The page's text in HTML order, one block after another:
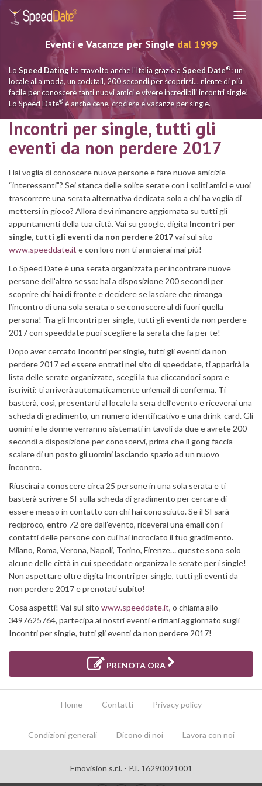
Eventi e Vacanze per Single dal 1999
Lo Speed Datingha travolto anche l'Italia grazie a Speed Date®: un
locale alla moda, un cocktail, 200 secondi per scoprirsi... niente di più
facile per conoscere tanti nuovi amici e vivere incredibili incontri single!
Lo Speed Date® è anche cene, crociere e vacanze per single.
Incontri per single, tutti gli
eventi da non perdere 2017
Hai voglia di conoscere nuove persone e fare nuove amicizie
“interessanti”? Sei stanca delle solite serate con i soliti amici e vuoi
trascorrere una serata alternativa dedicata solo a chi ha voglia di
mettersi in gioco? Allora devi rimanere aggiornata su tutti gli
appuntamenti della tua città. Vai su google, digita Incontri per
single, tutti gli eventi da non perdere 2017vai sul sito
www.speeddate.it e con loro non ti annoierai mai più!
Lo Speed Date è una serata organizzata per incontrare nuove
persone dell’altro sesso: hai a disposizione 200 secondi per
scoprire chi hai di fronte e decidere se lasciare che rimanga
l’incontro di una sola serata o se conoscere al di fuori quella
persona! Tra gli Incontri per single, tutti gli eventi da non perdere
2017 con speeddate puoi scegliere la serata che fa per te!
Dopo aver cercato Incontri per single, tutti gli eventi da non
perdere 2017 ed essere entrati nel sito di speeddate, ti apparirà la
lista delle serate organizzate, scegli la tua cliccandoci sopra e
iscriviti: ti arriverà automaticamente un’email di conferma. Ti
basterà, così, presentarti al locale la sera dell’evento e riceverai una
scheda di gradimento, un numero identificativo e una drink-card. Gli
uomini e le donne verranno sistemati in tavoli da due e avrete 200
secondi a disposizione per conoscervi, prima che il gong faccia
scalare di un posto gli uomini lasciando spazio ad un nuovo
incontro.
Riuscirai a conoscere circa 25 persone in una sola serata e ti
basterà scrivere SI sulla scheda di gradimento per cercare di
essere messo in contatto con chi hai conosciuto. Se il SI sarà
reciproco, entro 72 ore dall’evento, riceverai una email con i
contatti delle persone con cui hai incrociato il tuo gradimento.
Milano, Roma, Verona, Napoli, Torino, Firenze… queste sono solo
alcune delle città in cui speeddate organizza le serate per i single!
Non aspettare oltre digita Incontri per single, tutti gli eventi da
non perdere 2017 e prenotati subito!
Cosa aspetti! Vai sul sito www.speeddate.it, o chiama allo
3497625764, partecipa ai nostri eventi e rimani aggiornato sugli
Incontri per single, tutti gli eventi da non perdere 2017!
PRENOTA ORA
Home Contatti Privacy policy
Condizioni generali Dicono di noi Lavora con noi
Emovision s.r.l. - P.I. 16290021001